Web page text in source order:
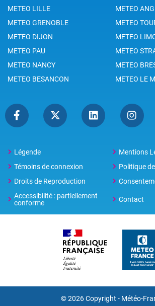
METEO LILLE
METEO
METEO GRENOBLE
METEO
METEO DIJON
METEO
METEO PAU
METEO
METEO NANCY
METEO
METEO BESANCON
METEO LE
Légende
Mentions
Témoins de connexion
Politique
Droits de Reproduction
Accessibilité : partiellement
conforme
Contact
© 2026 Copyright - Météo-